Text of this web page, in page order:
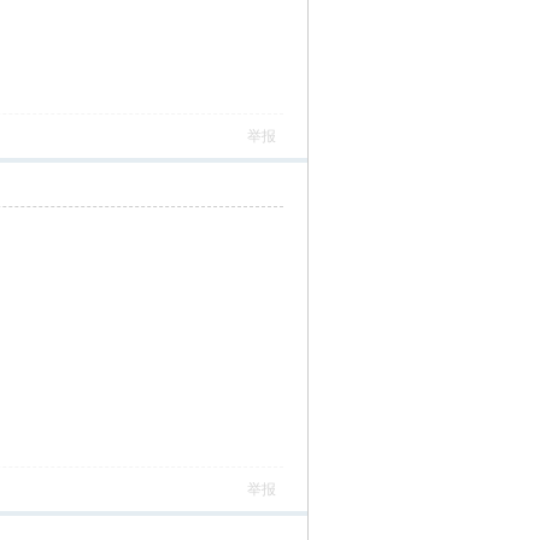
举报
举报